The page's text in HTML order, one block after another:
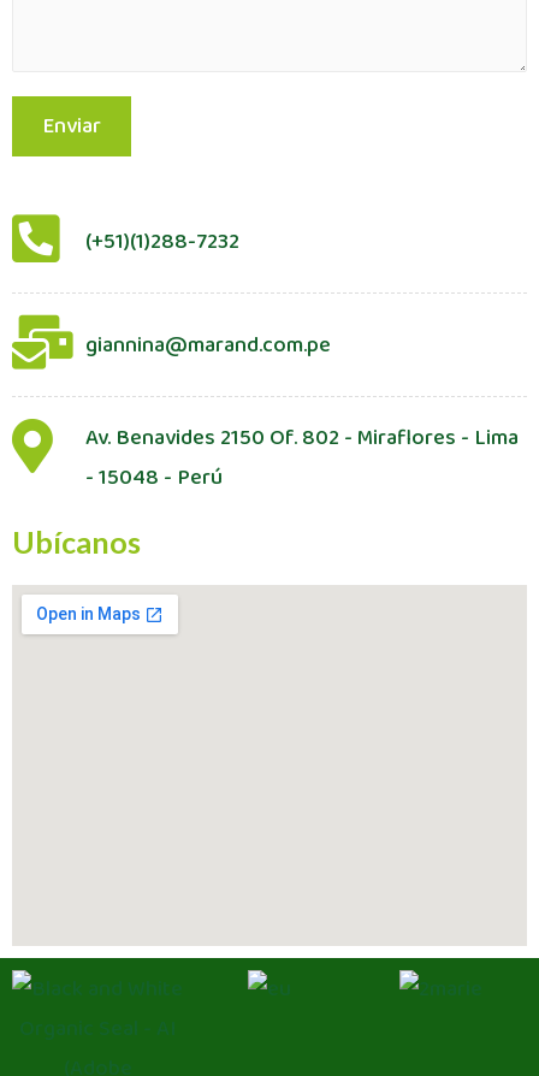
Enviar
(+51)(1)288-7232
giannina@marand.com.pe
Av. Benavides 2150 Of. 802 - Miraflores - Lima
- 15048 - Perú
Ubícanos